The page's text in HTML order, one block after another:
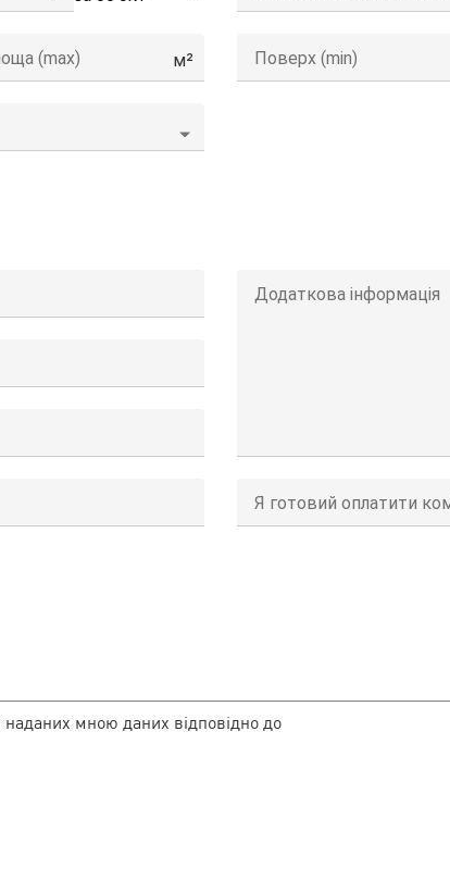
(max) м² Поверх (min)
Додаткова інформація
Я готовий оплатити
мною даних відповідно до